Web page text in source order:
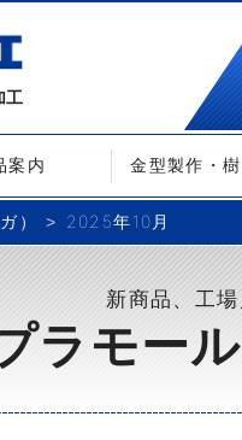
工
案内 金型製作・
） 2025年10月
新商品、工
ラモー